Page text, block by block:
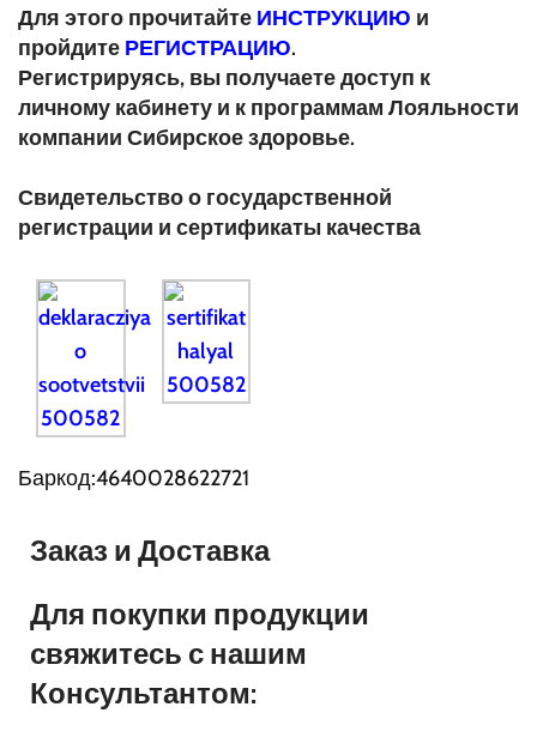
Для этого прочитайте ИНСТРУКЦИЮ и
пройдите РЕГИСТРАЦИЮ.
Регистрируясь, вы получаете доступ к
личному кабинету и к программам Лояльности
компании Сибирское здоровье.
Свидетельство о государственной
регистрации и сертификаты качества
Баркод:4640028622721
Заказ и Доставка
Для покупки продукции
свяжитесь с нашим
Консультантом: